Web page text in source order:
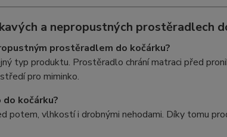
a nepropustných prostěradlech
prostěradlem do kočárku?
typ produktu. Prostěradlo chrání matraci před
pro miminko.
kočárku?
potem, vlhkostí i drobnými nehodami. Díky tomu